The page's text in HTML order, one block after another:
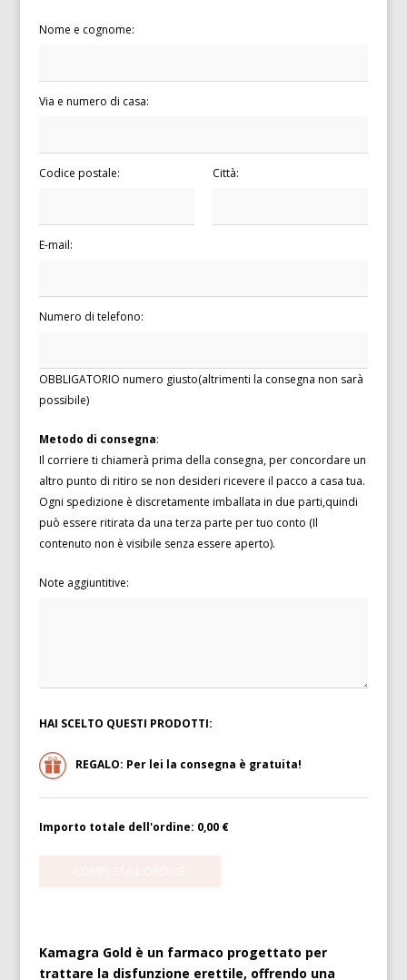
Nome e cognome:
Via e numero di casa:
Codice postale: Città:
E-mail:
Numero di telefono:
OBBLIGATORIO numero giusto(altrimenti la consegna non sarà
possibile)
Metodo di consegna:
Il corriere ti chiamerà prima della consegna, per concordare un
altro punto di ritiro se non desideri ricevere il pacco a casa tua.
Ogni spedizione è discretamente imballata in due parti,quindi
può essere ritirata da una terza parte per tuo conto (Il
contenuto non è visibile senza essere aperto).
Note aggiuntitive:
HAI SCELTO QUESTI PRODOTTI:
REGALO: Per lei la consegna è gratuita!
Importo totale dell'ordine: 0,00 €
Kamagra Gold è un farmaco progettato per
trattare la disfunzione erettile, offrendo una